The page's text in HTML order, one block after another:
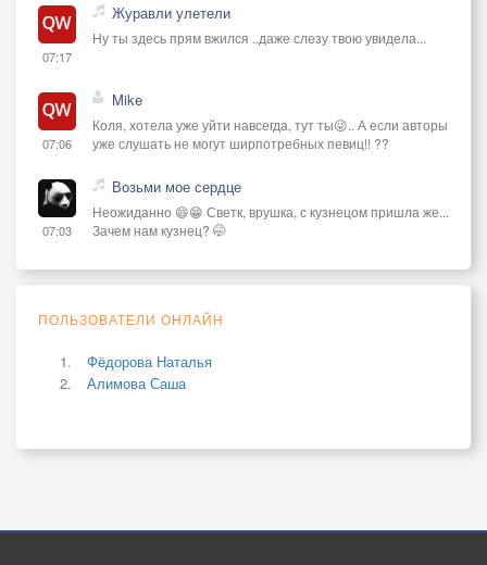
07:17
Журавли улетели
Ну ты здесь прям вжился ..даже слезу твою увидела...
07:06
Mike
Коля, хотела уже уйти навсегда, тут ты😜.. А если авторы
уже слушать не могут ширпотребных певиц!! ??
07:03
Возьми мое сердце
Неожиданно 😄😁 Светк, врушка, с кузнецом пришла же...
Зачем нам кузнец? 🤭
ПОЛЬЗОВАТЕЛИ ОНЛАЙН
Фёдорова Наталья
Алимова Саша